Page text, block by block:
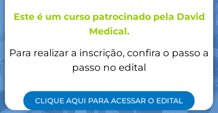
Este é um curso patrocinado pela David
Medical.
Para realizar a inscrição, confira o passo a
passo no edital
CLIQUE AQUI PARA ACESSAR O EDITAL